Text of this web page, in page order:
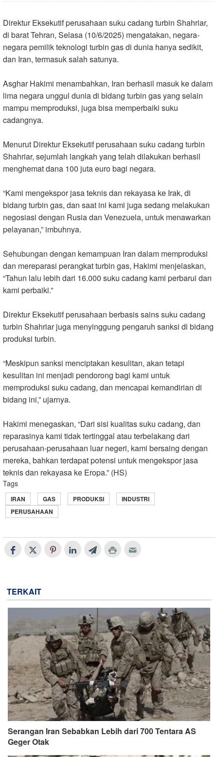
Direktur Eksekutif perusahaan suku cadang turbin Shahriar,
di barat Tehran, Selasa (10/6/2025) mengatakan, negara-
negara pemilik teknologi turbin gas di dunia hanya sedikit,
dan Iran, termasuk salah satunya.
Asghar Hakimi menambahkan, Iran berhasil masuk ke dalam
lima negara unggul dunia di bidang turbin gas yang selain
mampu memproduksi, juga bisa memperbaiki suku
cadangnya.
Menurut Direktur Eksekutif perusahaan suku cadang turbin
Shahriar, sejumlah langkah yang telah dilakukan berhasil
menghemat dana 100 juta euro bagi negara.
“Kami mengekspor jasa teknis dan rekayasa ke Irak, di
bidang turbin gas, dan saat ini kami juga sedang melakukan
negosiasi dengan Rusia dan Venezuela, untuk menawarkan
pelayanan,” imbuhnya.
Sehubungan dengan kemampuan Iran dalam memproduksi
dan mereparasi perangkat turbin gas, Hakimi menjelaskan,
“Tahun lalu lebih dari 16.000 suku cadang kami perbarui dan
kami perbaiki.”
Direktur Eksekutif perusahaan berbasis sains suku cadang
turbin Shahriar juga menyinggung pengaruh sanksi di bidang
produksi turbin.
“Meskipun sanksi menciptakan kesulitan, akan tetapi
kesulitan ini menjadi pendorong bagi kami untuk
memproduksi suku cadang, dan mencapai kemandirian di
bidang ini,” ujarnya.
Hakimi menegaskan, “Dari sisi kualitas suku cadang, dan
reparasinya kami tidak tertinggal atau terbelakang dari
perusahaan-perusahaan luar negeri, kami bersaing dengan
mereka, bahkan terdapat potensi untuk mengekspor jasa
teknis dan rekayasa ke Eropa.” (HS)
Tags
IRAN GAS PRODUKSI
INDUSTRI
PERUSAHAAN
TERKAIT
Serangan Iran Sebabkan Lebih dari 700 Tentara AS
Geger Otak